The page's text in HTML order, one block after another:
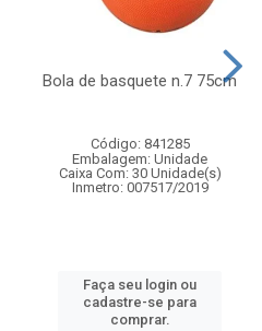
Bola de basquete n.7 75cm
Código: 841285
Embalagem: Unidade
Caixa Com: 30 Unidade(s)
Inmetro: 007517/2019
Faça seu login ou
cadastre-se para
comprar.